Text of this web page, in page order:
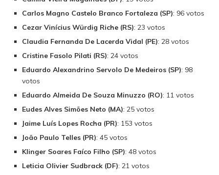
Carlos Magno Castelo Branco Fortaleza (SP): 96 votos
Cezar Vinícius Würdig Riche (RS): 23 votos
Claudia Fernanda De Lacerda Vidal (PE): 28 votos
Cristine Fasolo Pilati (RS): 24 votos
Eduardo Alexandrino Servolo De Medeiros (SP): 98
votos
Eduardo Almeida De Souza Minuzzo (RO): 11 votos
Eudes Alves Simões Neto (MA): 25 votos
Jaime Luís Lopes Rocha (PR): 153 votos
João Paulo Telles (PR): 45 votos
Klinger Soares Faíco Filho (SP): 48 votos
Leticia Olivier Sudbrack (DF): 21 votos